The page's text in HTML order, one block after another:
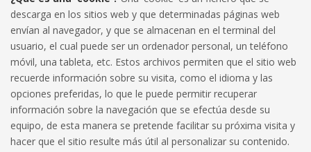
descarga en los sitios web y que determinadas páginas web
envían al navegador, y que se almacenan en el terminal del
usuario, el cual puede ser un ordenador personal, un teléfono
móvil, una tableta, etc. Estos archivos permiten que el sitio web
recuerde información sobre su visita, como el idioma y las
opciones preferidas, lo que le puede permitir recuperar
información sobre la navegación que se efectúa desde su
equipo, de esta manera se pretende facilitar su próxima visita y
hacer que el sitio resulte más útil al personalizar su contenido.